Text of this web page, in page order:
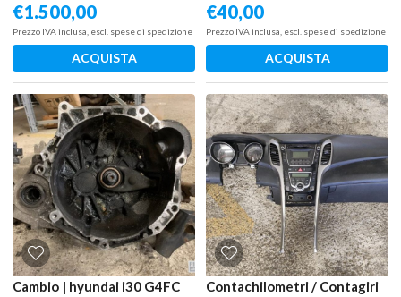
€1.500,00
Prezzo IVA inclusa, escl. spese di spedizione
ACQUISTA
€40,00
Prezzo IVA inclusa, escl. spese di spedizione
ACQUISTA
Cambio | hyundai i30 G4FC
Contachilometri / Contagiri